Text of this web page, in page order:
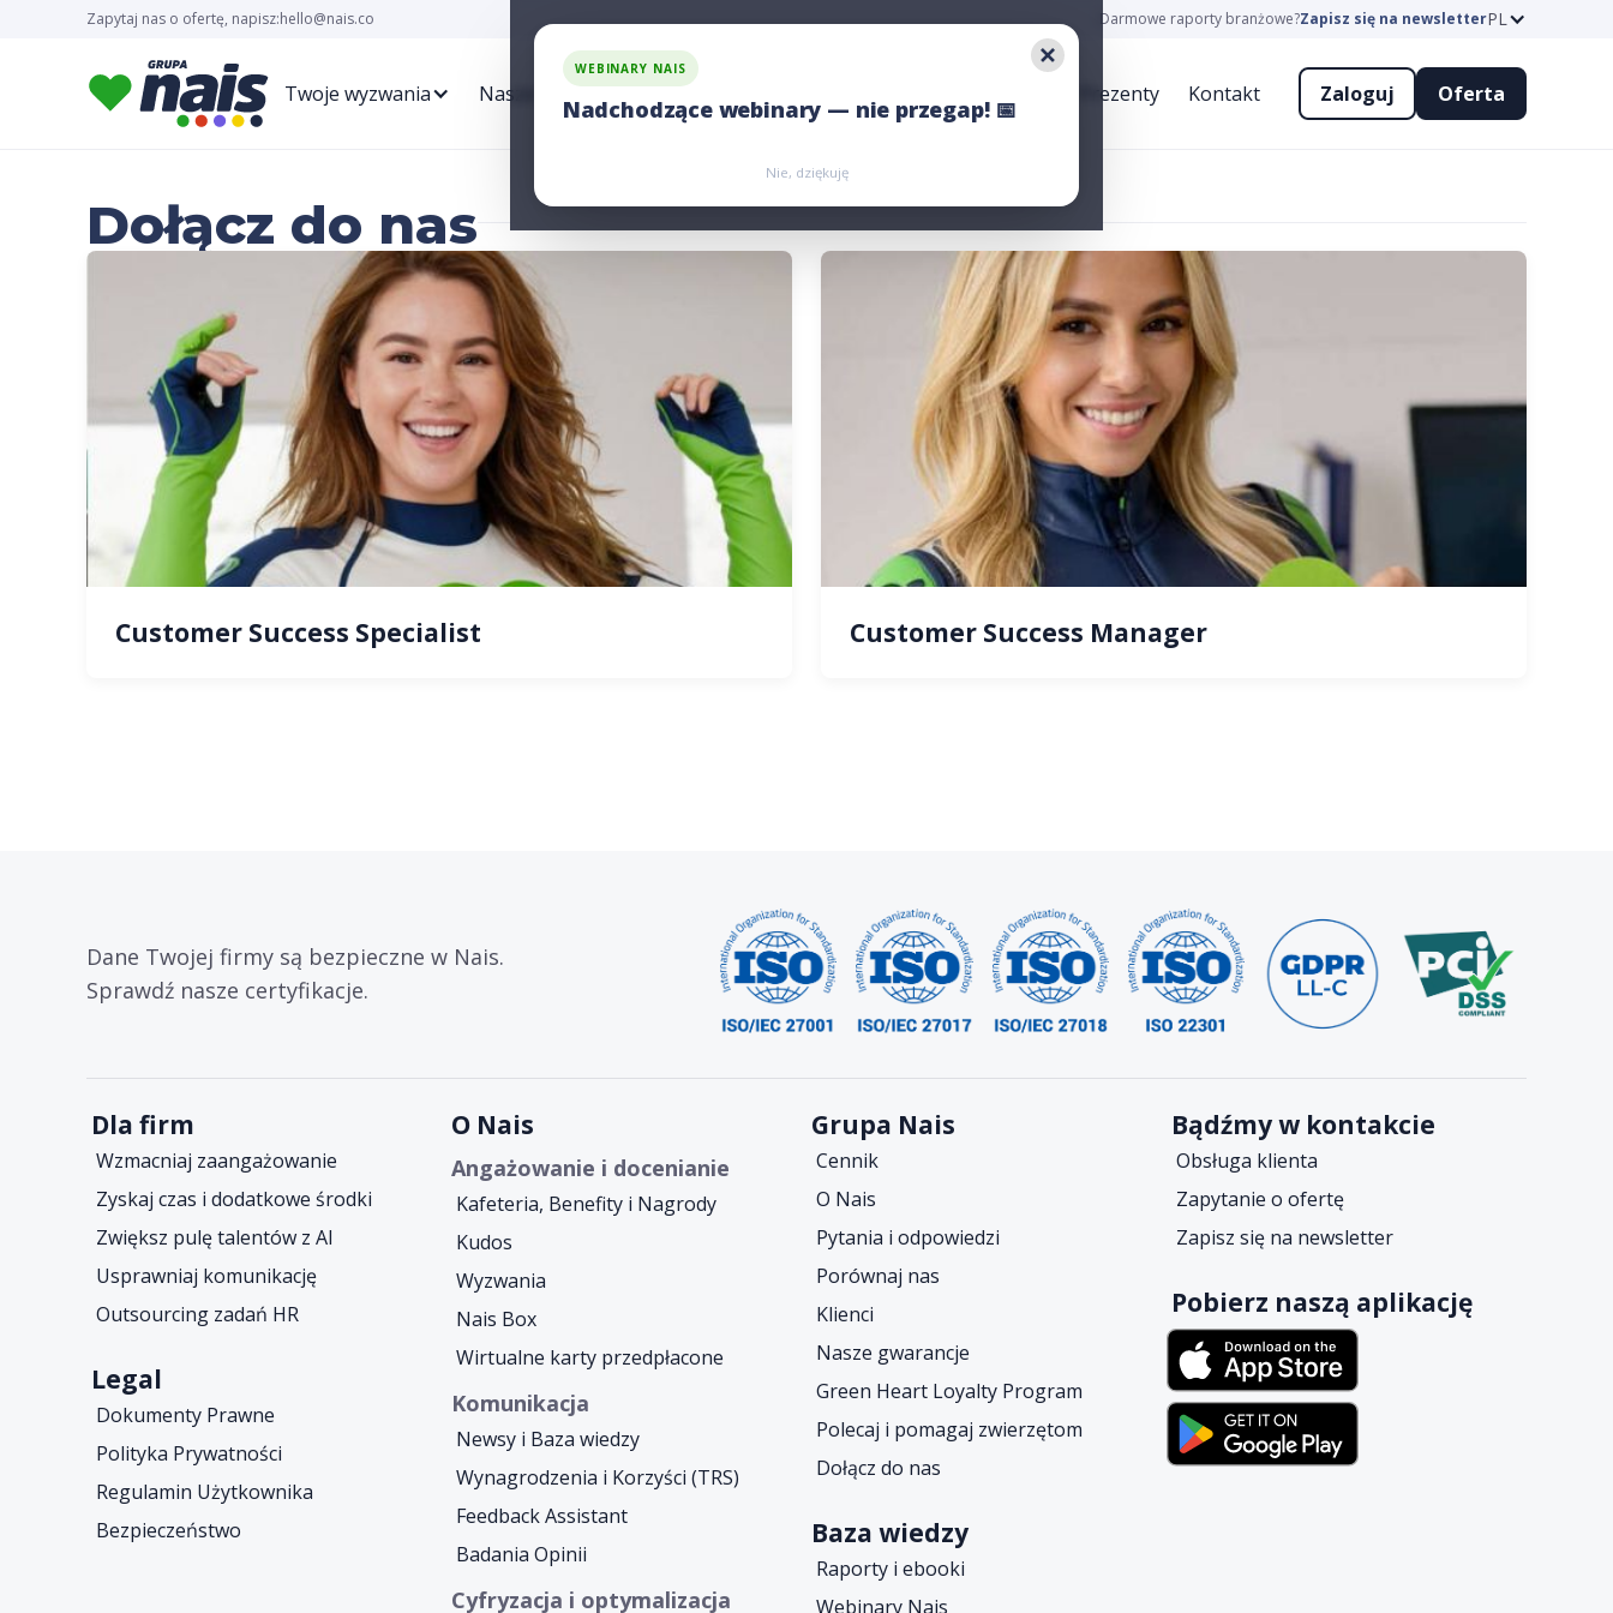
Zapytaj nas o ofertę, napisz:hello@nais.co Darmowe raporty branżowe?Zapisz się na newsletterPL
Twoje wyzwania Nasze rozwiązania Prezenty Kontakt Zaloguj Oferta
Dołącz do nas
Customer Success Specialist Customer Success Manager
Dane Twojej firmy są bezpieczne w Nais.
Sprawdź nasze certyfikacje.
Dla firm
Wzmacniaj zaangażowanie
Zyskaj czas i dodatkowe środki
Zwiększ pulę talentów z AI
Usprawniaj komunikację
Outsourcing zadań HR
Legal
Dokumenty Prawne
Polityka Prywatności
Regulamin Użytkownika
Bezpieczeństwo
O Nais
Angażowanie i docenianie
Kafeteria, Benefity i Nagrody
Kudos
Wyzwania
Nais Box
Wirtualne karty przedpłacone
Komunikacja
Newsy i Baza wiedzy
Wynagrodzenia i Korzyści (TRS)
Feedback Assistant
Badania Opinii
Cyfryzacja i optymalizacja
Grupa Nais
Cennik
O Nais
Pytania i odpowiedzi
Porównaj nas
Klienci
Nasze gwarancje
Green Heart Loyalty Program
Polecaj i pomagaj zwierzętom
Dołącz do nas
Baza wiedzy
Raporty i ebooki
Webinary Nais
Bądźmy w kontakcie
Obsługa klienta
Zapytanie o ofertę
Zapisz się na newsletter
Pobierz naszą aplikację
WEBINARY NAIS
Nadchodzące webinary — nie przegap! 📅
Zarejestruj się
Zarejestruj się
Nie, dziękuję